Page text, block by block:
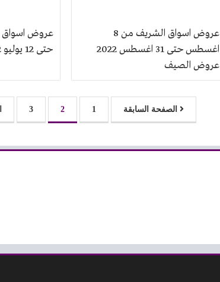
عروض اسواق الشريف من 8
اغسطس حتى 31 اغسطس 2022
عروض الصيف
حتى 12 يوليو 2022 عروض الصيف
الصفحة السابقة 1
2
3